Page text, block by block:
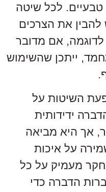
טבעיים. לכל שיטה
להבין את הצרכים
אם מדובר
ייתכן שהשימוש
השיטות על
ידידותית
אך היא מביאה
על איכות
מעמיק על כל
הדברה כדי